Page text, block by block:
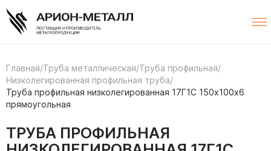
Главная/Труба металлическая/Труба профильная/
Низколегированная профильная труба/
Труба профильная низколегированная 17Г1С 150х100х6
прямоугольная
ТРУБА ПРОФИЛЬНАЯ